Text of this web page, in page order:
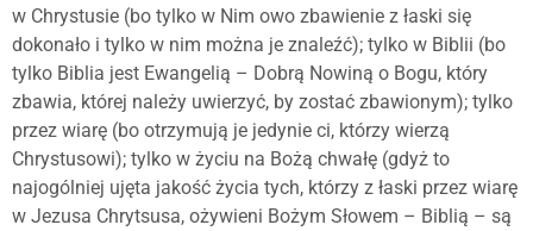
w Chrystusie (bo tylko w Nim owo zbawienie z łaski się
dokonało i tylko w nim można je znaleźć); tylko w Biblii (bo
tylko Biblia jest Ewangelią – Dobrą Nowiną o Bogu, który
zbawia, której należy uwierzyć, by zostać zbawionym); tylko
przez wiarę (bo otrzymują je jedynie ci, którzy wierzą
Chrystusowi); tylko w życiu na Bożą chwałę (gdyż to
najogólniej ujęta jakość życia tych, którzy z łaski przez wiarę
w Jezusa Chrytsusa, ożywieni Bożym Słowem – Biblią – są